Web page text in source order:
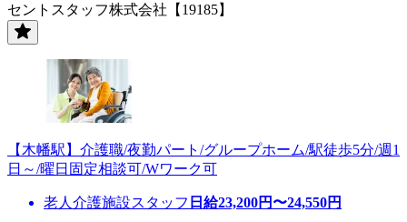
セントスタッフ株式会社【19185】
【木幡駅】介護職/夜勤パート/グループホーム/駅徒歩5分/週1
日～/曜日固定相談可/Wワーク可
老人介護施設スタッフ 日給23,200円〜24,550円